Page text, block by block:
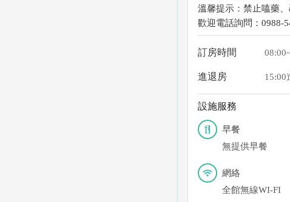
溫馨提示：禁止嗑藥
歡迎電話詢問：0988-
訂房時間
進退房 15:00
設施服務
早餐
無提供早餐
網絡
全館無線WI-FI